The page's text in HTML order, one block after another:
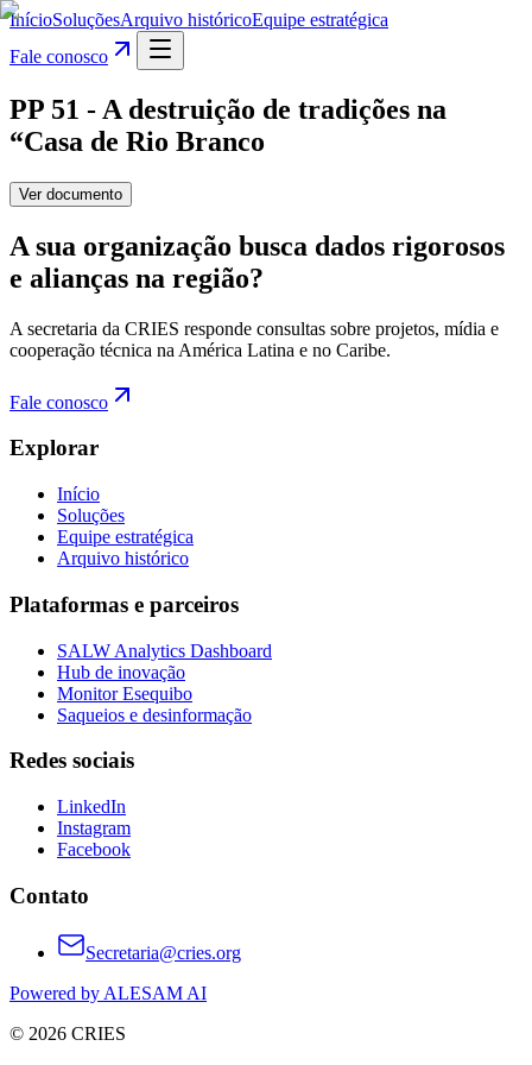
InícioSoluçõesArquivo históricoEquipe estratégica
Fale conosco
PP 51 - A destruição de tradições na
“Casa de Rio Branco
Ver documento
A sua organização busca dados rigorosos
e alianças na região?
A secretaria da CRIES responde consultas sobre projetos, mídia e
cooperação técnica na América Latina e no Caribe.
Fale conosco
Explorar
Início
Soluções
Equipe estratégica
Arquivo histórico
Plataformas e parceiros
SALW Analytics Dashboard
Hub de inovação
Monitor Esequibo
Saqueios e desinformação
Redes sociais
LinkedIn
Instagram
Facebook
Contato
Secretaria@cries.org
Powered by ALESAM AI
© 2026 CRIES